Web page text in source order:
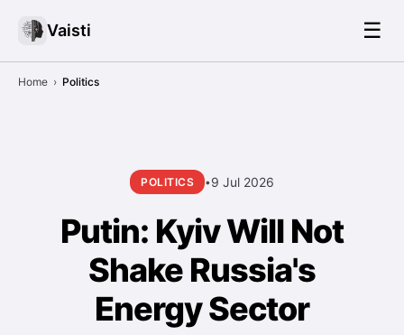
Vaisti ☰
Home › Politics
POLITICS •9 Jul 2026
Putin: Kyiv Will Not
Shake Russia's
Energy Sector